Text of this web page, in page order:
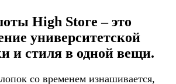
High Store – это
университетской
и стиля в одной вещи.
со временем изнашивается,